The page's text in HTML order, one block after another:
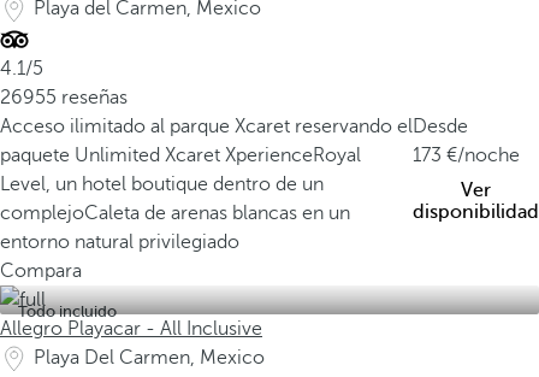
Playa del Carmen, Mexico
4.1/5
26955 reseñas
Acceso ilimitado al parque Xcaret reservando el
paquete Unlimited Xcaret XperienceRoyal
Level, un hotel boutique dentro de un
complejoCaleta de arenas blancas en un
entorno natural privilegiado
Desde
173
/noche
Ver
disponibilidad
Compara
Todo incluido
Allegro Playacar - All Inclusive
Playa Del Carmen, Mexico